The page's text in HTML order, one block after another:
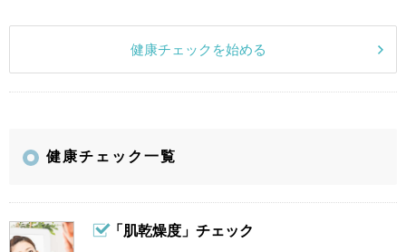
健康チェックを始める
健康チェック一覧
「肌乾燥度」チェック